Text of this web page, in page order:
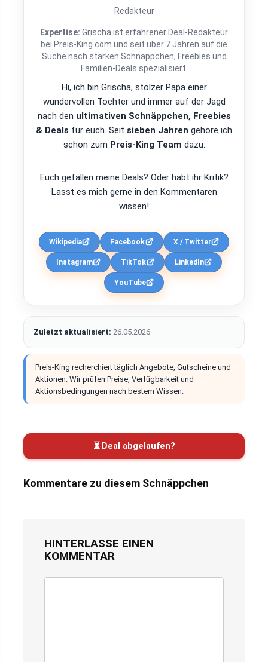
Redakteur
Expertise: Grischa ist erfahrener Deal-Redakteur
bei Preis-King.com und seit über 7 Jahren auf die
Suche nach starken Schnäppchen, Freebies und
Familien-Deals spezialisiert.
Hi, ich bin Grischa, stolzer Papa einer
wundervollen Tochter und immer auf der Jagd
nach den ultimativen Schnäppchen, Freebies
& Deals für euch. Seit sieben Jahren gehöre ich
schon zum Preis-King Team dazu.
Euch gefallen meine Deals? Oder habt ihr Kritik?
Lasst es mich gerne in den Kommentaren
wissen!
Wikipedia Facebook X / Twitter
Instagram TikTok LinkedIn
YouTube
Zuletzt aktualisiert: 26.05.2026
Preis-King recherchiert täglich Angebote, Gutscheine und
Aktionen. Wir prüfen Preise, Verfügbarkeit und
Aktionsbedingungen nach bestem Wissen.
⏳ Deal abgelaufen?
Kommentare zu diesem Schnäppchen
HINTERLASSE EINEN
KOMMENTAR